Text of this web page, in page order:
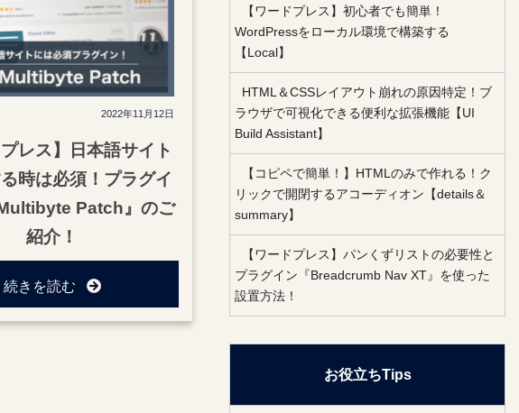
2022年11月12日
プレス】日本語サイト
時は必須！プラグイ
Patch』のご
紹介！
続きを読む
【ワードプレス】初心者でも簡単！
WordPressをローカル環境で構築する
【Local】
HTML＆CSSレイアウト崩れの原因特定！ブ
ラウザで可視化できる便利な拡張機能【UI
Build Assistant】
【コピペで簡単！】HTMLのみで作れる！ク
リックで開閉するアコーディオン【details＆
summary】
【ワードプレス】パンくずリストの必要性と
プラグイン『Breadcrumb Nav XT』を使った
設置方法！
お役立ちTips